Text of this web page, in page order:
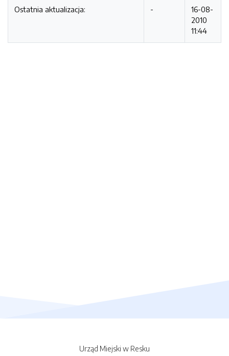
Ostatnia aktualizacja: -
16-08-
2010
11:44
Urząd Miejski w Resku